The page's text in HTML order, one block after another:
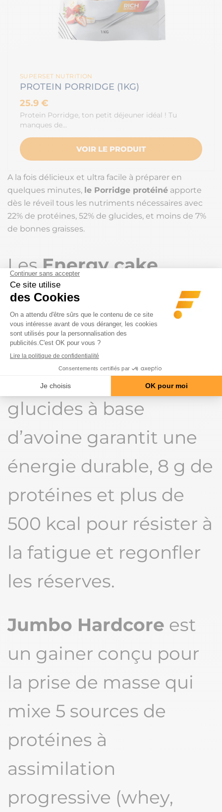
SUPERSET NUTRITION
PROTEIN PORRIDGE (1KG)
25.9 €
Protein Porridge, ton petit déjeuner idéal ! Tu
manques de…
VOIR LE PRODUIT
A la fois délicieux et ultra facile à préparer en
quelques minutes, le Porridge protéiné apporte
dès le réveil tous les nutriments nécessaires avec
22% de protéines, 52% de glucides, et moins de 7%
de bonnes graisses.
LesEnergy cake
constituent une
collation de dernière
minute idéale pour les
sportifs. Leur source de
glucides à base
d’avoine garantit une
énergie durable, 8 g de
protéines et plus de
500 kcal pour résister à
la fatigue et regonfler
les réserves.
Jumbo Hardcore est
un gainer conçu pour
la prise de masse qui
mixe 5 sources de
protéines à
assimilation
progressive (whey,